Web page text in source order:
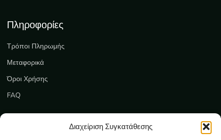
Διαχείριση Συγκατάθεσης
Πληροφορίες
Τρόποι Πληρωμής
Μεταφορικά
Όροι Χρήσης
FAQ